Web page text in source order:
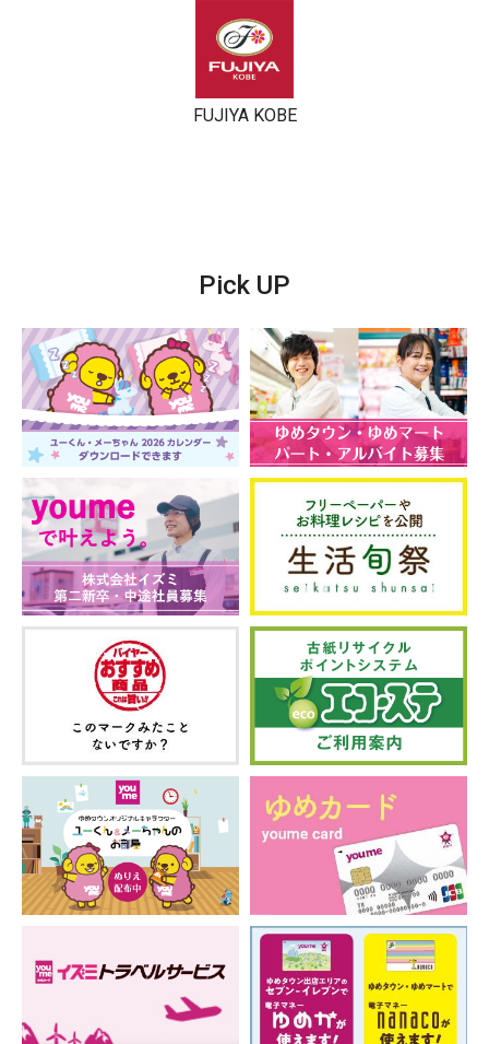
FUJIYA KOBE
Pick UP